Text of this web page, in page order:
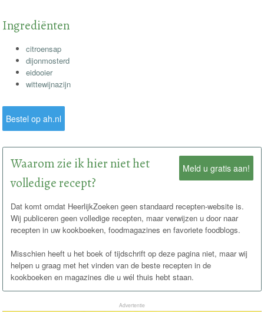
Ingrediënten
citroensap
dijonmosterd
eidooier
wittewijnazijn
Bestel op ah.nl
Meld u gratis aan!
Waarom zie ik hier niet het
volledige recept?
Dat komt omdat HeerlijkZoeken geen standaard recepten-website is.
Wij publiceren geen volledige recepten, maar verwijzen u door naar
recepten in uw kookboeken, foodmagazines en favoriete foodblogs.
Misschien heeft u het boek of tijdschrift op deze pagina niet, maar wij
helpen u graag met het vinden van de beste recepten in de
kookboeken en magazines die u wél thuis hebt staan.
Advertentie